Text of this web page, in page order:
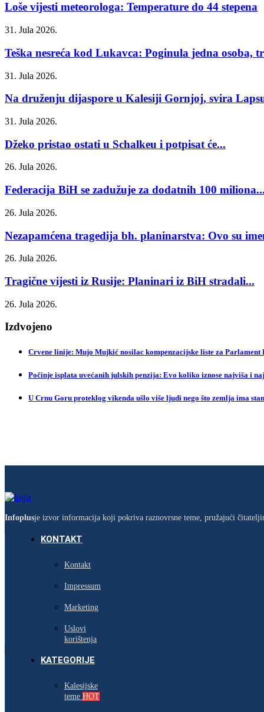
Loše vijesti meteorologa: Temperature do 44 stepena
31. Jula 2026.
Teška nesreća kod Lukavca: Poginula jedna osoba,
31. Jula 2026.
Na druženju dijaspore u Kalesiji Gornjoj, svira
31. Jula 2026.
Džeko pristao ostati u Schalkeu i potpisat će...
26. Jula 2026.
Federacija BiH se zadužuje za dodatnih 100 miliona...
26. Jula 2026.
Nezapamćena tragedija bh. planinarstva: Ovo su
26. Jula 2026.
Tragične vijesti iz Rusije: Planinari iz BiH stradali...
26. Jula 2026.
Izdvojeno
Crvene linije: Mujo Mujkić nosilac kompenzacijske liste za Parlament
Počinje isplata uvećanih julskih penzija: Evo koliko iznose najviša i
U Crnu Goru proteklog vikenda ušlo više ljudi nego što zemlja ima
Infoplusje izvor informacija koji pokriva raznovrsne teme, pružajući
KONTAKT
Kontakt
Impressum
Marketing
Uslovi
korištenja
KATEGORIJE
Kalesijske
teme HOT